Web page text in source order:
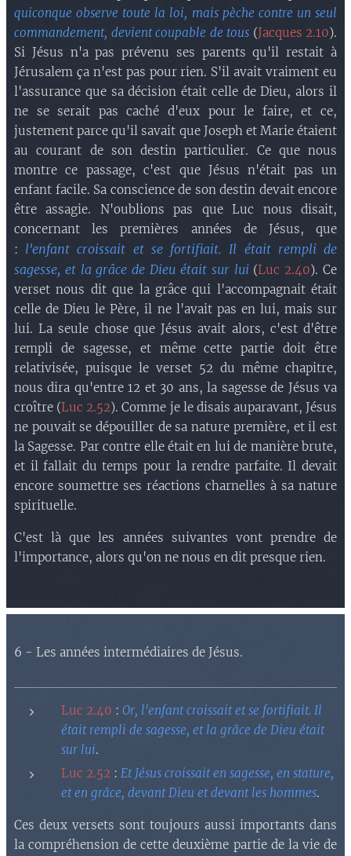
quiconque observe toute la loi, mais pèche contre un seul
commandement, devient coupable de tous (Jacques 2.10).
Si Jésus n'a pas prévenu ses parents qu'il restait à
Jérusalem ça n'est pas pour rien. S'il avait vraiment eu
l'assurance que sa décision était celle de Dieu, alors il
ne se serait pas caché d'eux pour le faire, et ce,
justement parce qu'il savait que Joseph et Marie étaient
au courant de son destin particulier. Ce que nous
montre ce passage, c'est que Jésus n'était pas un
enfant facile. Sa conscience de son destin devait encore
être assagie. N'oublions pas que Luc nous disait,
concernant les premières années de Jésus, que
: l'enfant croissait et se fortifiait. Il était rempli de
sagesse, et la grâce de Dieu était sur lui (Luc 2.40). Ce
verset nous dit que la grâce qui l'accompagnait était
celle de Dieu le Père, il ne l'avait pas en lui, mais sur
lui. La seule chose que Jésus avait alors, c'est d'être
rempli de sagesse, et même cette partie doit être
relativisée, puisque le verset 52 du même chapitre,
nous dira qu'entre 12 et 30 ans, la sagesse de Jésus va
croître (Luc 2.52). Comme je le disais auparavant, Jésus
ne pouvait se dépouiller de sa nature première, et il est
la Sagesse. Par contre elle était en lui de manière brute,
et il fallait du temps pour la rendre parfaite. Il devait
encore soumettre ses réactions charnelles à sa nature
spirituelle.
C'est là que les années suivantes vont prendre de
l'importance, alors qu'on ne nous en dit presque rien.
6 - Les années intermédiaires de Jésus.
Luc 2.40 : Or, l'enfant croissait et se fortifiait. Il
était rempli de sagesse, et la grâce de Dieu était
sur lui.
Luc 2.52 : Et Jésus croissait en sagesse, en stature,
et en grâce, devant Dieu et devant les hommes.
Ces deux versets sont toujours aussi importants dans
la compréhension de cette deuxième partie de la vie de